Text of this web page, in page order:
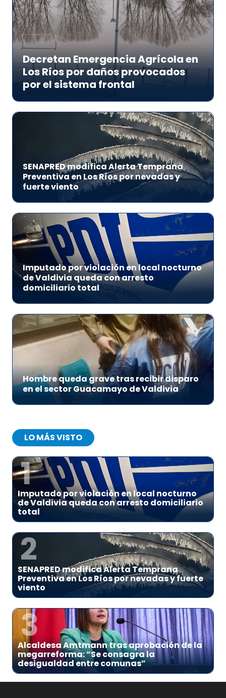
Decretan Emergencia Agrícola en
Los Ríos por daños provocados
por el sistema frontal
SENAPRED modifica Alerta Temprana
Preventiva en Los Ríos por nevadas y
fuerte viento
Imputado por violación en local nocturno
de Valdivia queda con arresto
domiciliario total
Hombre queda grave tras recibir disparo
en el sector Guacamayo de Valdivia
LO MÁS VISTO
1
Imputado por violación en local nocturno
de Valdivia queda con arresto domiciliario
total
2
SENAPRED modifica Alerta Temprana
Preventiva en Los Ríos por nevadas y fuerte
viento
3
Alcaldesa Amtmann tras aprobación de la
megarreforma: “Se consagra la
desigualdad entre comunas”